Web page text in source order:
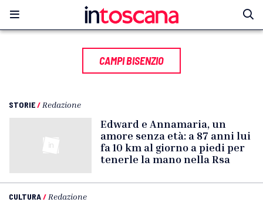
CAMPI BISENZIO
STORIE/ Redazione
Edward e Annamaria, un
amore senza età: a 87 anni lui
fa 10 km al giorno a piedi per
tenerle la mano nella Rsa
CULTURA/ Redazione